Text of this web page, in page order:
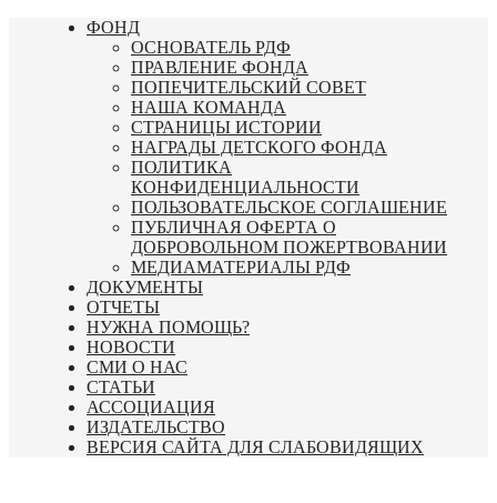
Перейти
ФОНД
ОСНОВАТЕЛЬ РДФ
ПРАВЛЕНИЕ ФОНДА
ПОПЕЧИТЕЛЬСКИЙ СОВЕТ
НАША КОМАНДА
СТРАНИЦЫ ИСТОРИИ
НАГРАДЫ ДЕТСКОГО ФОНДА
ПОЛИТИКА
КОНФИДЕНЦИАЛЬНОСТИ
ПОЛЬЗОВАТЕЛЬСКОЕ СОГЛАШЕНИЕ
ПУБЛИЧНАЯ ОФЕРТА О
ДОБРОВОЛЬНОМ ПОЖЕРТВОВАНИИ
МЕДИАМАТЕРИАЛЫ РДФ
ДОКУМЕНТЫ
ОТЧЕТЫ
НУЖНА ПОМОЩЬ?
НОВОСТИ
СМИ О НАС
СТАТЬИ
АССОЦИАЦИЯ
ИЗДАТЕЛЬСТВО
ВЕРСИЯ САЙТА ДЛЯ СЛАБОВИДЯЩИХ